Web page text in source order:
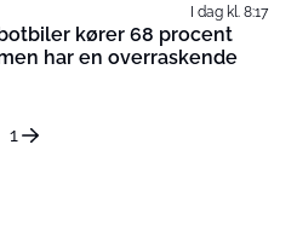
I dag kl. 8:17
kører 68 procent
har en overraskende
1